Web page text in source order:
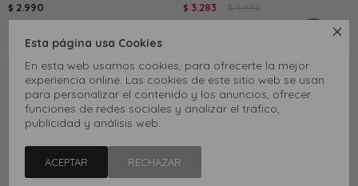

Esta página usa Cookies
En esta web usamos cookies, para ofrecerte la mejor
experiencia online. Las cookies de este sitio web se usan
para personalizar el contenido y los anuncios, ofrecer
funciones de redes sociales y analizar el tráfico,
publicidad y análisis web.
ACEPTAR RECHAZAR
$ 2.990 $ 3.283 $ 4.690